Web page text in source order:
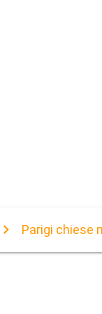
Parigi chiese